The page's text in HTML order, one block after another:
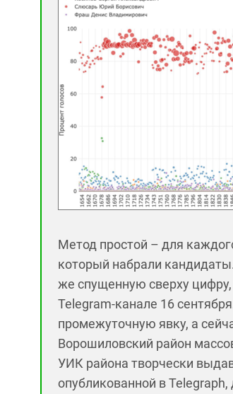
Метод простой – для
который набрали
же спущенную сверху
Telegram-канале 16
промежуточную явку, а
Ворошиловский район
УИК района творчески
опубликованной в